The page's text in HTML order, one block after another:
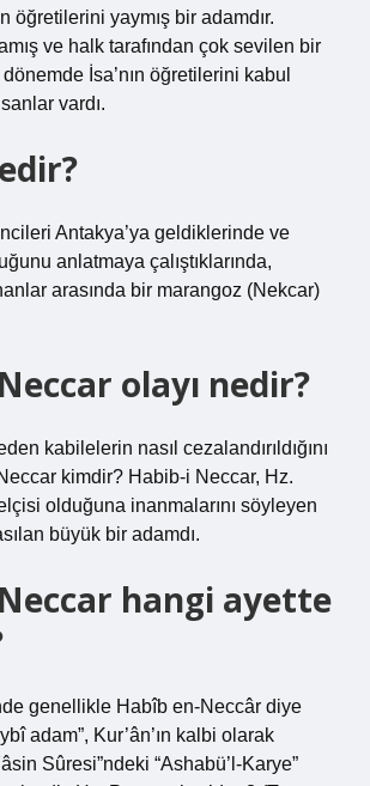
öğretilerini yaymış bir adamdır.
ve halk tarafından çok sevilen bir
İsa’nın öğretilerini kabul
vardı.
Antakya’ya geldiklerinde ve
anlatmaya çalıştıklarında,
arasında bir marangoz (Nekcar)
olayı nedir?
kabilelerin nasıl cezalandırıldığını
kimdir? Habib-i Neccar, Hz.
elçisi olduğuna inanmalarını söyleyen
büyük bir adamdı.
hangi ayette
genellikle Habîb en-Neccâr diye
adam”, Kur’ân’ın kalbi olarak
Sûresi”ndeki “Ashabü’l-Karye”